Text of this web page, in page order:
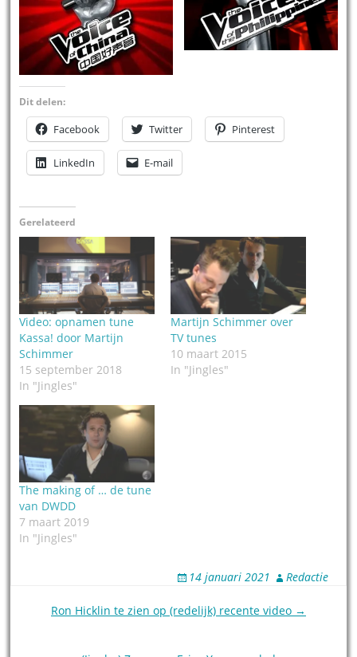
Dit delen:
Facebook Twitter Pinterest
LinkedIn E-mail
Gerelateerd
Video: opnamen tune
Kassa! door Martijn
Schimmer
15 september 2018
In "Jingles"
Martijn Schimmer over
TV tunes
10 maart 2015
In "Jingles"
The making of … de tune
van DWDD
7 maart 2019
In "Jingles"
14 januari 2021 Redactie
Ron Hicklin te zien op (redelijk) recente video →